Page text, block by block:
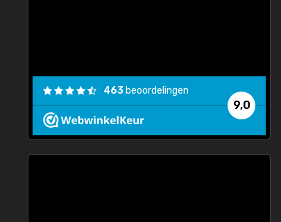
9,0
463 beoordelingen